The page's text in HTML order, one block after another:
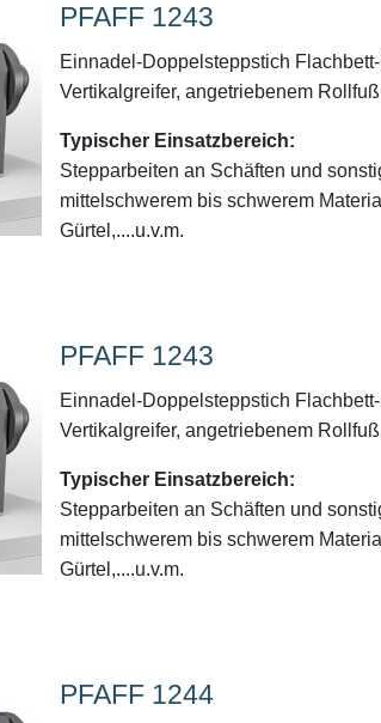
PFAFF 1243
Einnadel-Doppelsteppstich
Vertikalgreifer, angetriebenem
Typischer Einsatzbereich:
Stepparbeiten an Schäften und
mittelschwerem bis schwerem
Gürtel,....u.v.m.
PFAFF 1243
Einnadel-Doppelsteppstich
Vertikalgreifer, angetriebenem
Typischer Einsatzbereich:
Stepparbeiten an Schäften und
mittelschwerem bis schwerem
Gürtel,....u.v.m.
PFAFF 1244